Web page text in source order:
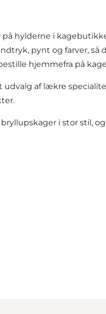
hylderne i
pynt og farver, så
hjemmefra på
udvalg af lækre
i stor stil,